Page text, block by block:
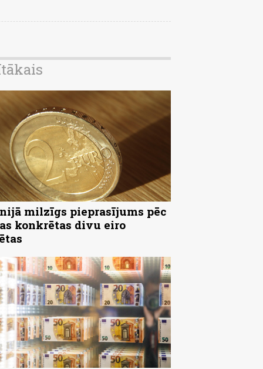
milzīgs pieprasījums pēc
konkrētas divu eiro